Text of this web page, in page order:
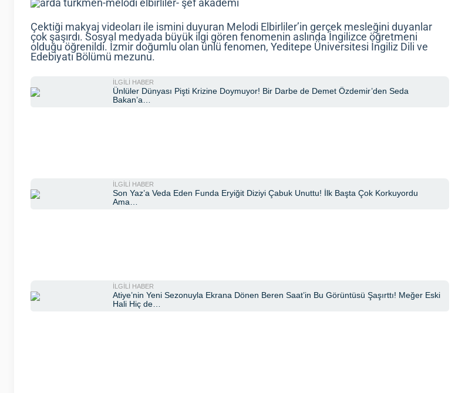
Çektiği makyaj videoları ile ismini duyuran Melodi Elbirliler’in gerçek mesleğini duyanlar
çok şaşırdı. Sosyal medyada büyük ilgi gören fenomenin aslında İngilizce öğretmeni
olduğu öğrenildi. İzmir doğumlu olan ünlü fenomen, Yeditepe Üniversitesi İngiliz Dili ve
Edebiyatı Bölümü mezunu.